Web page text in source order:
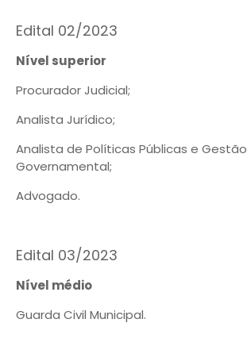
Edital 02/2023
Nível superior
Procurador Judicial;
Analista Jurídico;
Analista de Políticas Públicas e Gestão
Governamental;
Advogado.
Edital 03/2023
Nível médio
Guarda Civil Municipal.